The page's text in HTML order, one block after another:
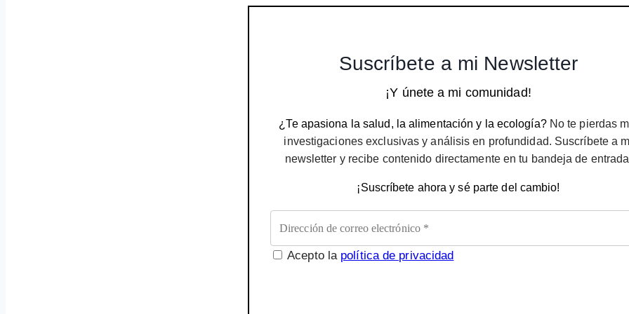
Suscríbete a mi Newsletter
¡Y únete a mi comunidad!
¿Te apasiona la salud, la alimentación y la ecología?No te pierdas
investigaciones exclusivas y análisis en profundidad. Suscríbete a
newsletter y recibe contenido directamente en tu bandeja de
¡Suscríbete ahora y sé parte del cambio!
Acepto la política de privacidad